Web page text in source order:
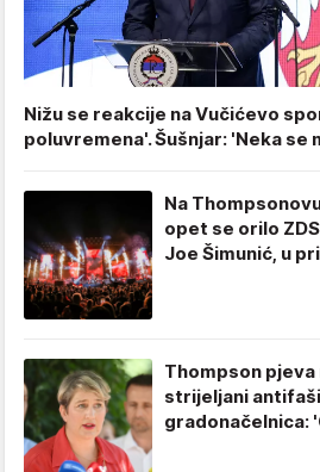
Nižu se reakcije na Vučićevo
poluvremena'. Šušnjar: 'Neka se
Na
opet se orilo
Joe Šimunić, u
Thompson
strijeljani
gradonačelnica: